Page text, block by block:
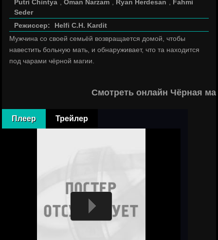
Putri Chintya
,Oman Narzam Ryan Herdesan
Fahmi
Seder
Режиссер:
Helfi C.H. Kardit
Мужчина со своей семьёй возвращается домой, чтобы
навестить больную мать, и обнаруживает, что та находится
под чарами чёрной магии.
Смотреть онлайн Чёрная
Плеер Трейлер